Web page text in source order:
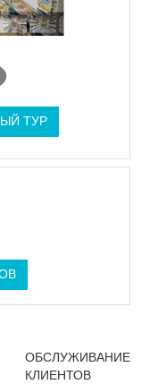
ТУР
ОБСЛУЖИВАНИЕ
КЛИЕНТОВ